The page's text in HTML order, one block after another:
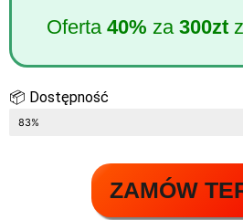
Oferta 40% za 300zt
📦 Dostępność
OSTATNIE 8 SZTUK W MAGAZYNIE
83%
ZAMÓW